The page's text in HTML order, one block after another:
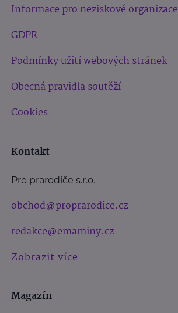
Informace pro neziskové organizace
GDPR
Podmínky užití webových stránek
Obecná pravidla soutěží
Cookies
Kontakt
Pro prarodiče s.r.o.
obchod@proprarodice.cz
redakce@emaminy.cz
Zobrazit více
Magazín